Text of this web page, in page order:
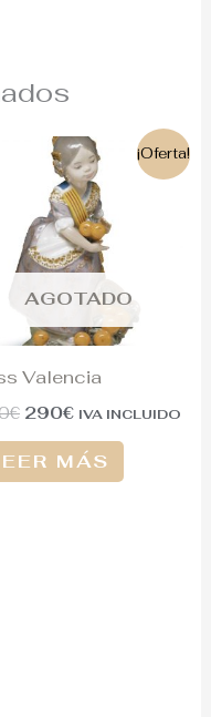
¡Oferta!
AGOTADO
Valencia
€
precio
original
era:
500€.
290€
El
precio
actual
es:
290€.
IVA INCLUIDO
MÁS